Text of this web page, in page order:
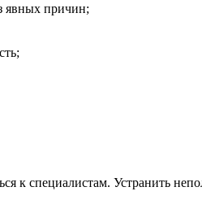
явных причин;
к специалистам. Устранить